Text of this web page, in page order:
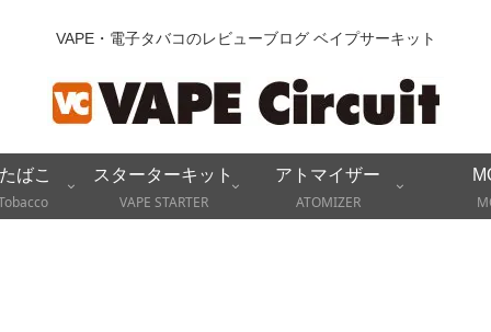
VAPE・電子タバコのレビューブログ ベイプサーキット
ばこ
スターターキット
VAPE STARTER
アトマイザー
ATOMIZER